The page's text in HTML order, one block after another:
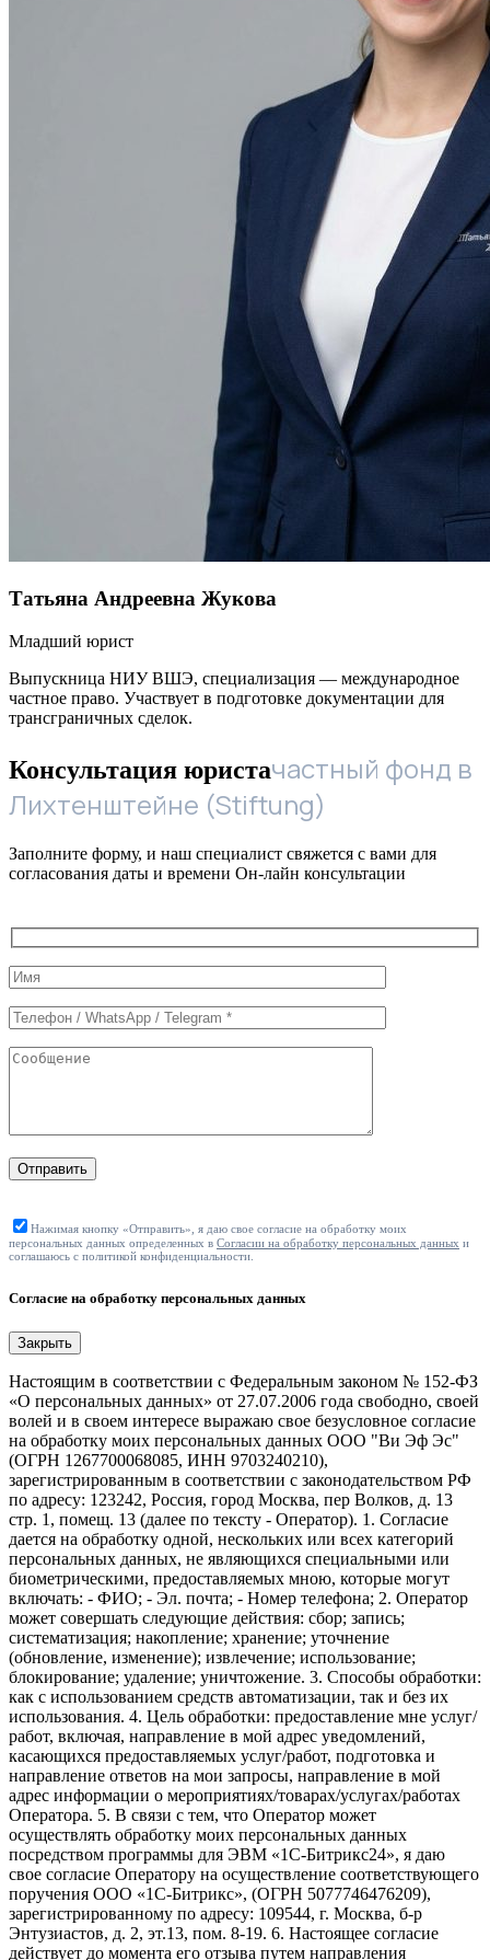
Татьяна Андреевна Жукова
Младший юрист
Выпускница НИУ ВШЭ, специализация — международное
частное право. Участвует в подготовке документации для
трансграничных сделок.
Консультация юристачастный фонд в
Лихтенштейне (Stiftung)
Заполните форму, и наш специалист свяжется с вами для
согласования даты и времени Он-лайн консультации
Служебные
поля
формы
Отправить
Нажимая кнопку «Отправить», я даю свое согласие на обработку моих
персональных данных определенных в Согласии на обработку персональных данных и
соглашаюсь с политикой конфиденциальности.
Согласие на обработку персональных данных
Закрыть
Настоящим в соответствии с Федеральным законом № 152-ФЗ
«О персональных данных» от 27.07.2006 года свободно, своей
волей и в своем интересе выражаю свое безусловное согласие
на обработку моих персональных данных ООО "Ви Эф Эс"
(ОГРН 1267700068085, ИНН 9703240210),
зарегистрированным в соответствии с законодательством РФ
по адресу: 123242, Россия, город Москва, пер Волков, д. 13
стр. 1, помещ. 13 (далее по тексту - Оператор). 1. Согласие
дается на обработку одной, нескольких или всех категорий
персональных данных, не являющихся специальными или
биометрическими, предоставляемых мною, которые могут
включать: - ФИО; - Эл. почта; - Номер телефона; 2. Оператор
может совершать следующие действия: сбор; запись;
систематизация; накопление; хранение; уточнение
(обновление, изменение); извлечение; использование;
блокирование; удаление; уничтожение. 3. Способы обработки:
как с использованием средств автоматизации, так и без их
использования. 4. Цель обработки: предоставление мне услуг/
работ, включая, направление в мой адрес уведомлений,
касающихся предоставляемых услуг/работ, подготовка и
направление ответов на мои запросы, направление в мой
адрес информации о мероприятиях/товарах/услугах/работах
Оператора. 5. В связи с тем, что Оператор может
осуществлять обработку моих персональных данных
посредством программы для ЭВМ «1С-Битрикс24», я даю
свое согласие Оператору на осуществление соответствующего
поручения ООО «1С-Битрикс», (ОГРН 5077746476209),
зарегистрированному по адресу: 109544, г. Москва, б-р
Энтузиастов, д. 2, эт.13, пом. 8-19. 6. Настоящее согласие
действует до момента его отзыва путем направления